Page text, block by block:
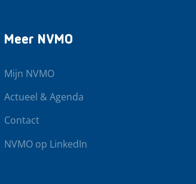
Meer NVMO
Mijn NVMO
Actueel & Agenda
Contact
NVMO op LinkedIn